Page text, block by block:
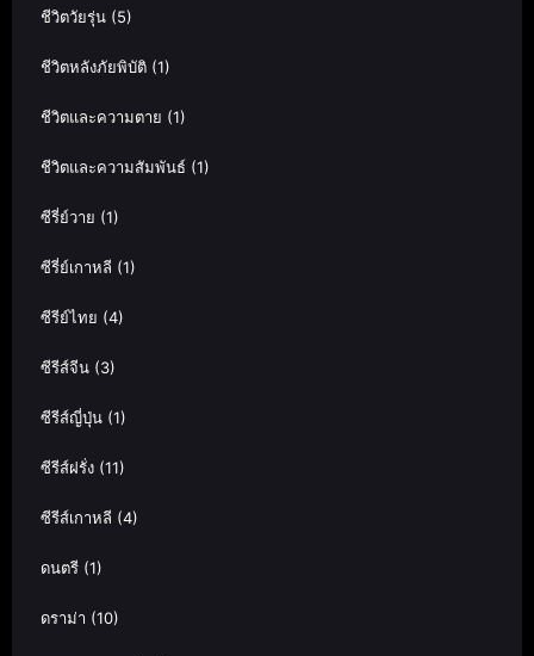
ชีวิตวัยรุ่น (5)
ชีวิตหลังภัยพิบัติ (1)
ชีวิตและความตาย (1)
ชีวิตและความสัมพันธ์ (1)
ซีรี่ย์วาย (1)
ซีรี่ย์เกาหลี (1)
ซีรีย์ไทย (4)
ซีรีส์จีน (3)
ซีรีส์ญี่ปุ่น (1)
ซีรีส์ฝรั่ง (11)
ซีรีส์เกาหลี (4)
ดนตรี (1)
ดราม่า (10)